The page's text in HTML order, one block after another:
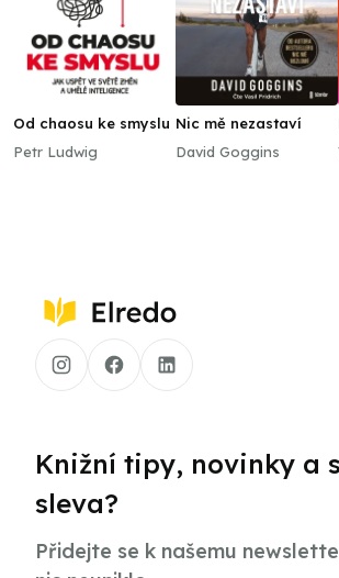
Od chaosu ke smyslu
Petr Ludwig
Nic mě nezastaví
David Goggins
Knižní tipy, novinky a
sleva?
Přidejte se k našemu